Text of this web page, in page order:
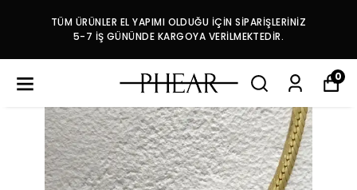
TÜM ÜRÜNLER EL YAPIMI OLDUĞU İÇİN SİPARİŞLERİNİZ
5-7 İŞ GÜNÜNDE KARGOYA VERİLMEKTEDİR.
0